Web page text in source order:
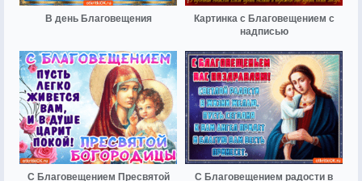
В день Благовещения
Картинка с Благовещением с
надписью
С Благовещением Пресвятой С Благовещением радости в